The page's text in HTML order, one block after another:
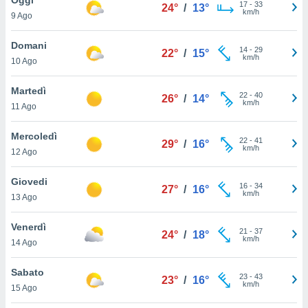
è
al sito
di
ci
di
il
un
la
nella
9 Ago
24° / 13° 17- 33
km/h
Domani
10 Ago
22° / 15° 14- 29
km/h
Martedì
11 Ago
26° / 14° 22- 40
km/h
Mercoledì
12 Ago
29° / 16° 22- 41
km/h
Giovedi
13 Ago
27° / 16° 16- 34
km/h
Venerdì
14 Ago
24° / 18° 21 - 37
km/h
Sabato
15 Ago
23° / 16° 23- 43
km/h